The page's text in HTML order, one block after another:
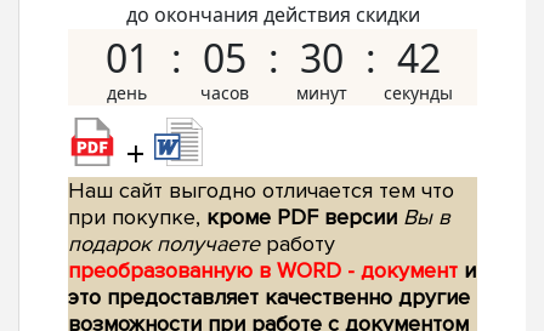
до окончания действия скидки
01 05 30 41
+
Наш сайт выгодно отличается тем что
при покупке, кроме PDF версии Вы в
подарок получаетеработу
преобразованную в WORD - документ и
это предоставляет качественно другие
возможности при работе с документом